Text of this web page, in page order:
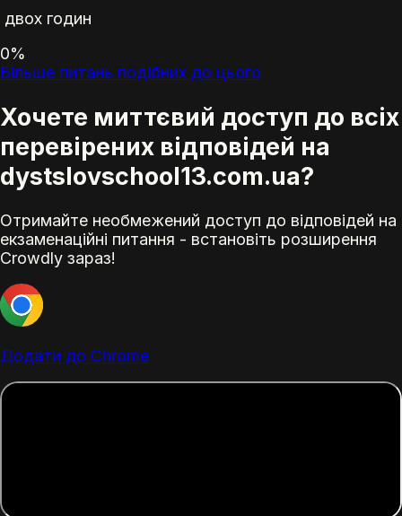
двох годин
0%
Більше питань подібних до цього
Хочете миттєвий доступ до всіх
перевірених відповідей на
dystslovschool13.com.ua?
Отримайте необмежений доступ до відповідей на
екзаменаційні питання - встановіть розширення
Crowdly зараз!
Додати до Chrome